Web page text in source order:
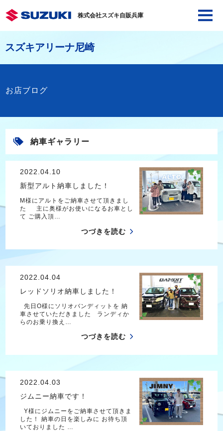
株式会社スズキ自販兵庫
スズキアリーナ尼崎
お店ブログ
納車ギャラリー
2022.04.10
新型アルト納車しました！
M様にアルトをご納車させて頂きまし
た 主に奥様がお使いになるお車とし
て ご購入頂…
つづきを読む
2022.04.04
レッドソリオ納車しました！
先日O様にソリオバンディットを 納
車させていただきました ランディか
らのお乗り換え…
つづきを読む
2022.04.03
ジムニー納車です！
Y様にジムニーをご納車させて頂きま
した！ 納車の日を楽しみに お待ち頂
いておりました …